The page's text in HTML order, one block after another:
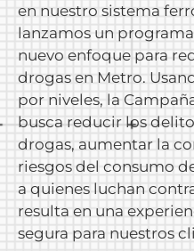
en nuestro sistema
lanzamos un
nuevo enfoque para
drogas en Metro.
por niveles, la
busca reducir los
drogas, aumentar la
riesgos del consumo
a quienes luchan
resulta en una
segura para nuestros